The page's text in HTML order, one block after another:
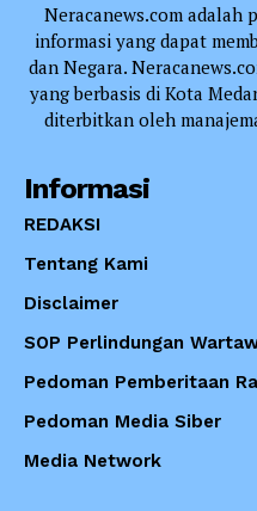
Neracanews.com
informasi yang dapat
dan Negara.
yang berbasis di Kota
diterbitkan oleh
Informasi
REDAKSI
Tentang Kami
Disclaimer
SOP Perlindungan
Pedoman Pemberitaan
Pedoman Media Siber
Media Network